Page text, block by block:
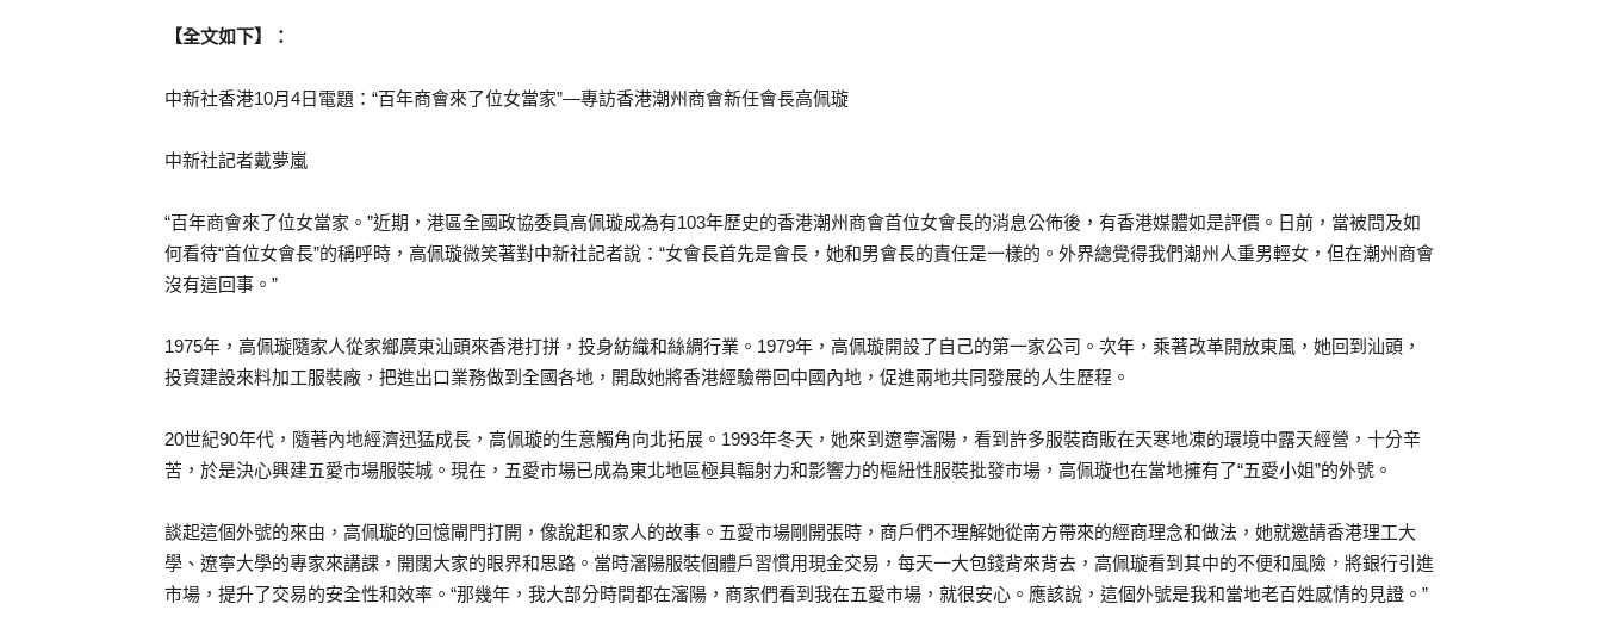
【全文如下】：
中新社香港10月4日電題：“百年商會來了位女當家”—專訪香港潮州商會新任會長高佩璇
中新社記者戴夢嵐
“百年商會來了位女當家。”近期，港區全國政協委員高佩璇成為有103年歷史的香港潮州商會首位女會長的消息公佈後，有香港媒體如是評價。日前，當被問及如
何看待“首位女會長”的稱呼時，高佩璇微笑著對中新社記者說：“女會長首先是會長，她和男會長的責任是一樣的。外界總覺得我們潮州人重男輕女，但在潮州商會
沒有這回事。”
1975年，高佩璇隨家人從家鄉廣東汕頭來香港打拼，投身紡織和絲綢行業。1979年，高佩璇開設了自己的第一家公司。次年，乘著改革開放東風，她回到汕頭，
投資建設來料加工服裝廠，把進出口業務做到全國各地，開啟她將香港經驗帶回中國內地，促進兩地共同發展的人生歷程。
20世紀90年代，隨著內地經濟迅猛成長，高佩璇的生意觸角向北拓展。1993年冬天，她來到遼寧瀋陽，看到許多服裝商販在天寒地凍的環境中露天經營，十分辛
苦，於是決心興建五愛市場服裝城。現在，五愛市場已成為東北地區極具輻射力和影響力的樞紐性服裝批發市場，高佩璇也在當地擁有了“五愛小姐”的外號。
談起這個外號的來由，高佩璇的回憶閘門打開，像說起和家人的故事。五愛市場剛開張時，商戶們不理解她從南方帶來的經商理念和做法，她就邀請香港理工大
學、遼寧大學的專家來講課，開闊大家的眼界和思路。當時瀋陽服裝個體戶習慣用現金交易，每天一大包錢背來背去，高佩璇看到其中的不便和風險，將銀行引進
市場，提升了交易的安全性和效率。“那幾年，我大部分時間都在瀋陽，商家們看到我在五愛市場，就很安心。應該說，這個外號是我和當地老百姓感情的見證。”